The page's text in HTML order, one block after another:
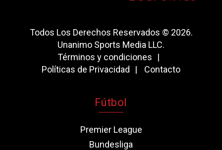
Todos Los Derechos Reservados © 2026.
Unanimo Sports Media LLC.
Términos y condiciones
Políticas de Privacidad
Contacto
Fútbol
Premier League
Bundesliga